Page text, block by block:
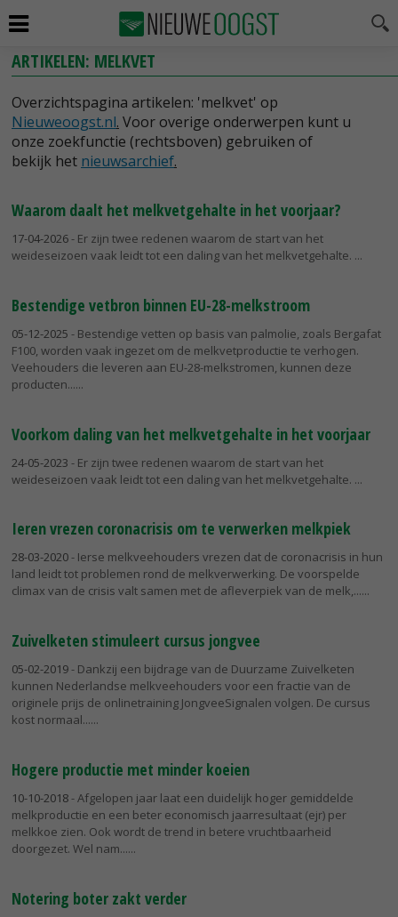
ARTIKELEN: MELKVET
Overzichtspagina artikelen: 'melkvet' op
Nieuweoogst.nl. Voor overige onderwerpen kunt u
onze zoekfunctie (rechtsboven) gebruiken of
bekijk het nieuwsarchief.
Waarom daalt het melkvetgehalte in het voorjaar?
17-04-2026- Er zijn twee redenen waarom de start van het
weideseizoen vaak leidt tot een daling van het melkvetgehalte.
Bestendige vetbron binnen EU-28-melkstroom
05-12-2025 - Bestendige vetten op basis van palmolie, zoals Bergafat
F100, worden vaak ingezet om de melkvetproductie te verhogen.
Veehouders die leveren aan EU-28-melkstromen, kunnen deze
producten...
Voorkom daling van het melkvetgehalte in het voorjaar
24-05-2023 - Er zijn twee redenen waarom de start van het
weideseizoen vaak leidt tot een daling van het melkvetgehalte.
Ieren vrezen coronacrisis om te verwerken melkpiek
28-03-2020- Ierse melkveehouders vrezen dat de coronacrisis in hun
land leidt tot problemen rond de melkverwerking. De voorspelde
climax van de crisis valt samen met de afleverpiek van de melk,...
Zuivelketen stimuleert cursus jongvee
05-02-2019- Dankzij een bijdrage van de Duurzame Zuivelketen
kunnen Nederlandse melkveehouders voor een fractie van de
originele prijs de onlinetraining JongveeSignalen volgen. De cursus
kost normaal...
Hogere productie met minder koeien
10-10-2018- Afgelopen jaar laat een duidelijk hoger gemiddelde
melkproductie en een beter economisch jaarresultaat (ejr) per
melkkoe zien. Ook wordt de trend in betere vruchtbaarheid
doorgezet. Wel nam...
Notering boter zakt verder